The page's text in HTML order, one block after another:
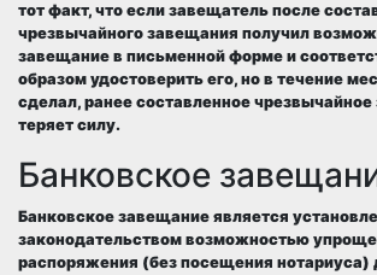
тот факт, что если завещатель после
чрезвычайного завещания получил
завещание в письменной форме и
образом удостоверить его, но в течение
сделал, ранее составленное
теряет силу.
Банковское
Банковское завещание является
законодательством возможностью
распоряжения (без посещения